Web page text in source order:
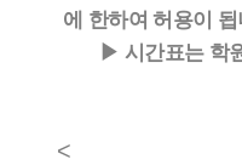
에 한하여 허용이
▶ 시간표는 학
<